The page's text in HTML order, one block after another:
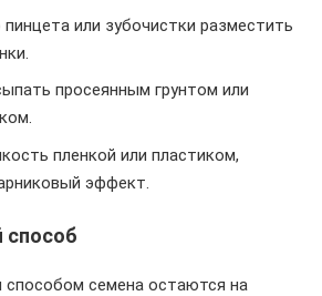
или зубочистки разместить
просеянным грунтом или
пленкой или пластиком,
эффект.
способ
семена остаются на